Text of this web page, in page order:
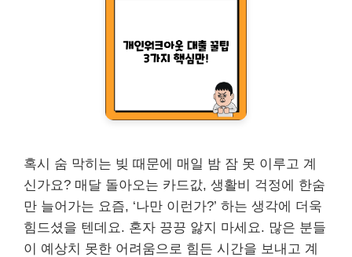
혹시 숨 막히는 빚 때문에 매일 밤 잠 못 이루고 계
신가요? 매달 돌아오는 카드값, 생활비 걱정에 한숨
만 늘어가는 요즘, ‘나만 이런가?’ 하는 생각에 더욱
힘드셨을 텐데요. 혼자 끙끙 앓지 마세요. 많은 분들
이 예상치 못한 어려움으로 힘든 시간을 보내고 계